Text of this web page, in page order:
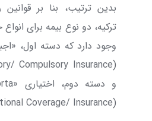
بدین ترتیب، بنا بر قوانین
ترکیه، دو نوع بیمه برای
وجود دارد که دسته اول،
Compulsory Insurance)
و دسته دوم، اختیاری «
Coverage/ Insurance)